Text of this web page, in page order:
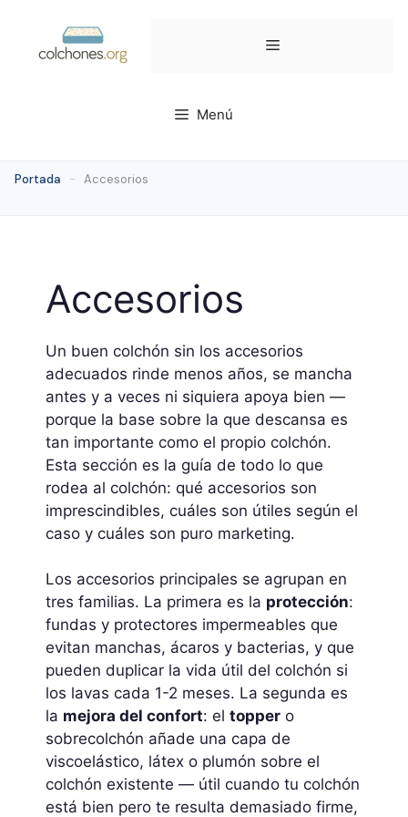
contenido
Menú
Menú
Portada - Accesorios
Accesorios
Un buen colchón sin los accesorios
adecuados rinde menos años, se mancha
antes y a veces ni siquiera apoya bien —
porque la base sobre la que descansa es
tan importante como el propio colchón.
Esta sección es la guía de todo lo que
rodea al colchón: qué accesorios son
imprescindibles, cuáles son útiles según el
caso y cuáles son puro marketing.
Los accesorios principales se agrupan en
tres familias. La primera es la protección:
fundas y protectores impermeables que
evitan manchas, ácaros y bacterias, y que
pueden duplicar la vida útil del colchón si
los lavas cada 1-2 meses. La segunda es
la mejora del confort: el topper o
sobrecolchón añade una capa de
viscoelástico, látex o plumón sobre el
colchón existente — útil cuando tu colchón
está bien pero te resulta demasiado firme,